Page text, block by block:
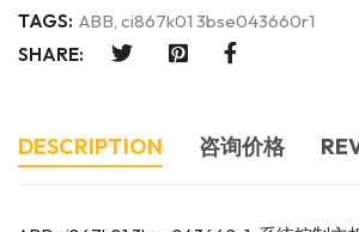
TAGS: ABB, ci867k01 3bse043660r1
SHARE:
DESCRIPTION 咨询价格